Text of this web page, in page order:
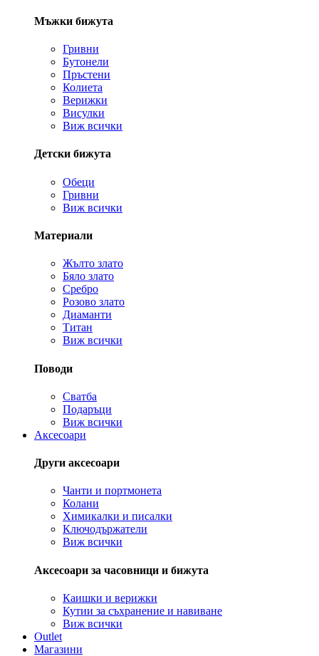
Мъжки бижута
Гривни
Бутонели
Пръстени
Колиета
Верижки
Висулки
Виж всички
Детски бижута
Обеци
Гривни
Виж всички
Материали
Жълто злато
Бяло злато
Сребро
Розово злато
Диаманти
Титан
Виж всички
Поводи
Сватба
Подаръци
Виж всички
Аксесоари
Други аксесоари
Чанти и портмонета
Колани
Химикалки и писалки
Ключодържатели
Виж всички
Аксесоари за часовници и бижута
Каишки и верижки
Кутии за съхранение и навиване
Виж всички
Outlet
Магазини